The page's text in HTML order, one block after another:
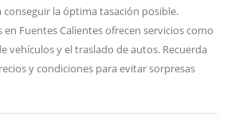
conseguir la óptima tasación posible.
en Fuentes Calientes ofrecen servicios como
vehículos y el traslado de autos. Recuerda
y condiciones para evitar sorpresas